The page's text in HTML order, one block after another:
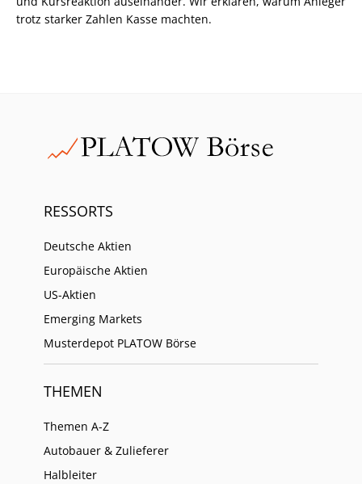
trotz starker Zahlen Kasse machten.
RESSORTS
Deutsche Aktien
Europäische Aktien
US-Aktien
Emerging Markets
Musterdepot PLATOW Börse
THEMEN
Themen A-Z
Autobauer & Zulieferer
Halbleiter